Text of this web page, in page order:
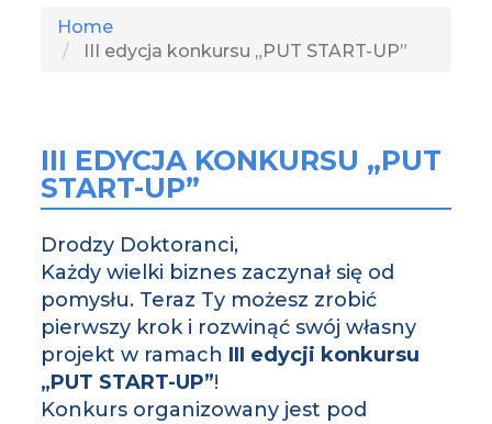
Home
III edycja konkursu „PUT START-UP”
III EDYCJA KONKURSU „PUT
START-UP”
Drodzy Doktoranci,
Każdy wielki biznes zaczynał się od
pomysłu. Teraz Ty możesz zrobić
pierwszy krok i rozwinąć swój własny
projekt w ramach III edycji konkursu
„PUT START-UP”!
Konkurs organizowany jest pod